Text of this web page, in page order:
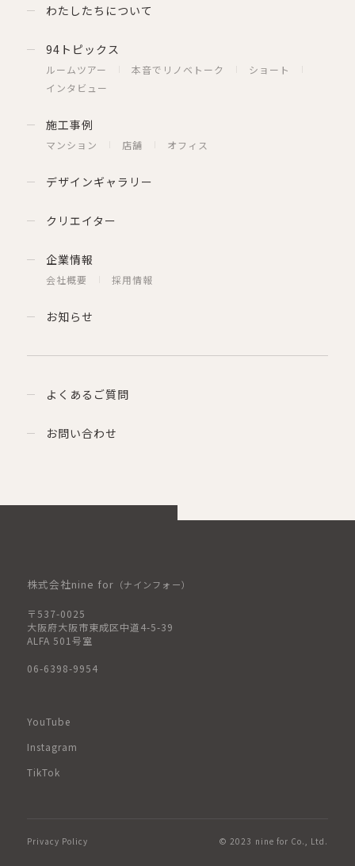
わたしたちについて
94トピックス
ルームツアー 本音でリノベトーク
ショート
インタビュー
施工事例
マンション 店舗 オフィス
デザインギャラリー
クリエイター
企業情報
会社概要 採用情報
お知らせ
よくあるご質問
お問い合わせ
株式会社nine for （ナインフォー）
〒537-0025
大阪府大阪市東成区中道4-5-39
ALFA 501号室
06-6398-9954
YouTube
Instagram
TikTok
Privacy Policy © 2023 nine for Co., Ltd.